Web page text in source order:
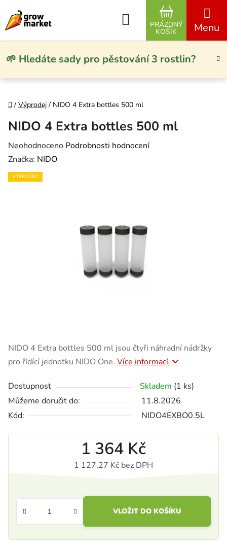
🌱 Hledáte sady pro pěstování 3 rostlin?
Hledat
NÁKUPNÍ
PRÁZDNÝ
KOŠÍK
Domů
/ Výprodej / NIDO 4 Extra bottles 500 ml
NIDO 4 Extra bottles 500 ml jsou čtyři náhradní nádržky
pro řídící jednotku NIDO One. Více informací
Dostupnost Skladem (1 ks)
Můžeme doručit do:
11.8.2026
Kód:
NIDO4EXBO0.5L
1 364 Kč
1 127,27 Kč bez DPH
VLOŽIT DO KOŠÍKU
NIDO 4 Extra bottles 500 ml
Průměrné hodnocení produktu je 0,0 z 5 hvězdiček.
Neohodnoceno Podrobnosti hodnocení
Značka: NIDO
VÝPRODEJ!